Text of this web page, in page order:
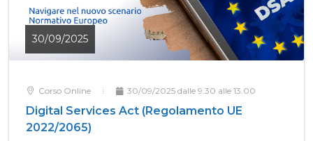
30/09/2025
Corso Online 30/09/2025 dalle 9.30 alle 13.00
Digital Services Act (Regolamento UE
2022/2065)